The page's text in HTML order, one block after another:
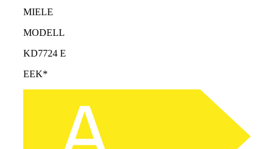
MIELE
MODELL
KD7724 E
EEK*